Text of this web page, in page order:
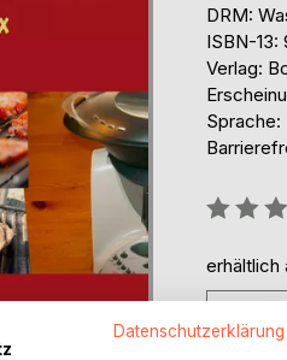
DRM:
ISBN-
Verlag:
Sprache:
erhältlich
Datenschutzerklärung